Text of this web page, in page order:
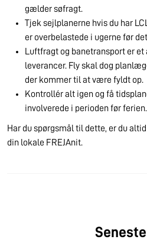
gælder søfragt.
Tjek sejlplanerne hvis du har
er overbelastede i ugerne før
Luftfragt og banetransport er
leverancer. Fly skal dog
der kommer til at være fyldt op.
Kontrollér alt igen og få
involverede i perioden før ferien.
Har du spørgsmål til dette, er du
din lokale FREJAnit.